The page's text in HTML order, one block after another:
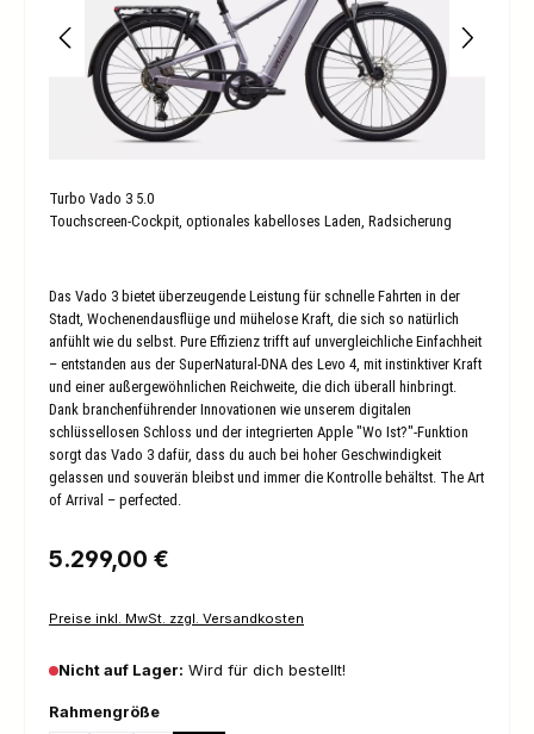
Turbo Vado 3 5.0
Touchscreen-Cockpit, optionales kabelloses Laden, Radsicherung
Das Vado 3 bietet überzeugende Leistung für schnelle Fahrten in der
Stadt, Wochenendausflüge und mühelose Kraft, die sich so natürlich
anfühlt wie du selbst. Pure Effizienz trifft auf unvergleichliche Einfachheit
– entstanden aus der SuperNatural-DNA des Levo 4, mit instinktiver Kraft
und einer außergewöhnlichen Reichweite, die dich überall hinbringt.
Dank branchenführender Innovationen wie unserem digitalen
schlüssellosen Schloss und der integrierten Apple "Wo Ist?"-Funktion
sorgt das Vado 3 dafür, dass du auch bei hoher Geschwindigkeit
gelassen und souverän bleibst und immer die Kontrolle behältst. The Art
of Arrival – perfected.
Regulärer Preis:
5.299,00 €
Preise inkl. MwSt. zzgl. Versandkosten
Nicht auf Lager: Wird für dich bestellt!
Rahmengrößeauswählen